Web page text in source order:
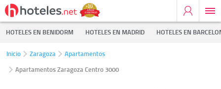
HOTELES EN BENIDORM HOTELES EN MADRID HOTELES EN
Inicio Zaragoza
Apartamentos
Apartamentos Zaragoza Centro 3000